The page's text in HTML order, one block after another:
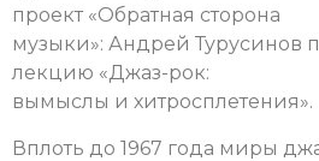
проект «Обратная сторона
музыки»: Андрей Турусинов
лекцию «Джаз-рок:
вымыслы и хитросплетения».
Вплоть до 1967 года миры